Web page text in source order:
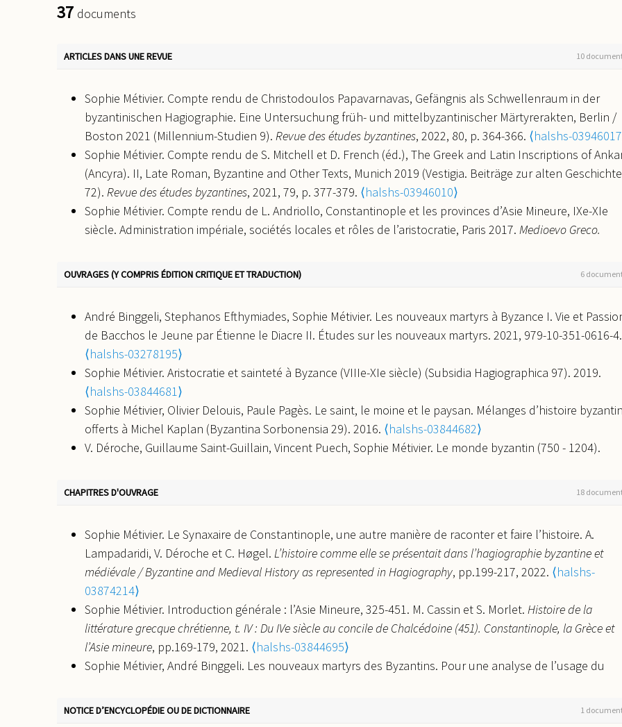
37 documents
ARTICLES DANS UNE REVUE 10
Sophie Métivier. Compte rendu de Christodoulos Papavarnavas, Gefängnis als Schwellenraum in der
byzantinischen Hagiographie. Eine Untersuchung früh- und mittelbyzantinischer Märtyrerakten, Berlin /
Boston 2021 (Millennium-Studien 9). Revue des études byzantines, 2022, 80, p. 364-366. ⟨halshs-
Sophie Métivier. Compte rendu de S. Mitchell et D. French (éd.), The Greek and Latin Inscriptions of
(Ancyra). II, Late Roman, Byzantine and Other Texts, Munich 2019 (Vestigia. Beiträge zur alten Geschichte
72). Revue des études byzantines, 2021, 79, p. 377-379. ⟨halshs-03946010⟩
Sophie Métivier. Compte rendu de L. Andriollo, Constantinople et les provinces d’Asie Mineure, IXe-XIe
siècle. Administration impériale, sociétés locales et rôles de l’aristocratie, Paris 2017. Medioevo Greco.
Sophie Métivier. Compte rendu de P. Maraval, Justinien. Le rêve d’un empire chrétien universel, Paris 2016.
in Byzantine Sigillography, 2016.⟨halshs-02511603⟩
Sophie Métivier. Sceaux des musées de Kayseri et de Niğde (Cappadoce byzantine) .Studies in Byzantine
Sigillography, 2010, 10, p. 61-74.
Sophie Métivier, Vivien Prigent. La circulation monétaire dans la Cappadoce byzantine d'après les
collections des musées de Kayseri et de Niğde.
00666332⟩
Sophie Métivier. Les Maurozômai, Byzance et le sultanat de Rūm. Note sur le sceau de Jean Comnène
Maurozômès.Revue des études byzantines, 2009, 67 (1), pp.197-207.⟨10.3406/rebyz.2009.4831⟩.⟨halshs-
Sophie Métivier, Destephen Sylvain. Évêques et chorévêques en Asie Mineure aux IVe et Ve siècles.Topoi,
Sophie Métivier. Constantinople et la province de Cappadoce aux premiers siècles de l’Empire byzantin.
Hypothèses, 2000, pp.189-196. ⟨halshs-03845867⟩
OUVRAGES (Y COMPRIS ÉDITION CRITIQUE ET TRADUCTION) 6
André Binggeli, Stephanos Efthymiades, Sophie Métivier. Les nouveaux martyrs à Byzance I. Vie et
de Bacchos le Jeune par Étienne le Diacre II. Études sur les nouveaux martyrs. 2021, 979-10-351-0616-4.
⟨halshs-03278195⟩
Sophie Métivier. Aristocratie et sainteté à Byzance (VIIIe-XIe siècle) (Subsidia Hagiographica 97). 2019.
⟨halshs-03844681⟩
Sophie Métivier, Olivier Delouis, Paule Pagès. Le saint, le moine et le paysan. Mélanges d’histoire
offerts à Michel Kaplan (Byzantina Sorbonensia 29). 2016. ⟨halshs-03844682⟩
V. Déroche, Guillaume Saint-Guillain, Vincent Puech, Sophie Métivier. Le monde byzantin (750 - 1204).
Sophie Métivier. Économie et société à Byzance (VIIIe-XIIe siècle). Textes et documents. Byzantina
Publications de la Sorbonne, 496 p., 2005, Byzantina Sorbonensia 22.⟨halshs-00666334⟩
CHAPITRES D'OUVRAGE 18
Sophie Métivier. Le Synaxaire de Constantinople, une autre manière de raconter et faire l’histoire. A.
Lampadaridi, V. Déroche et C. Høgel. L’histoire comme elle se présentait dans l’hagiographie byzantine et
médiévale / Byzantine and Medieval History as represented in Hagiography, pp.199-217, 2022. ⟨halshs-
03874214⟩
Sophie Métivier. Introduction générale : l’Asie Mineure, 325-451. M. Cassin et S. Morlet. Histoire de la
littérature grecque chrétienne, t. IV : Du IVe siècle au concile de Chalcédoine (451). Constantinople, la Grèce et
l’Asie mineure, pp.169-179, 2021. ⟨halshs-03844695⟩
Sophie Métivier, André Binggeli. Les nouveaux martyrs des Byzantins. Pour une analyse de l’usage du
nouveaux martyrs à Byzance, pp.215-236, 2021.
NOTICE D’ENCYCLOPÉDIE OU DE DICTIONNAIRE 1